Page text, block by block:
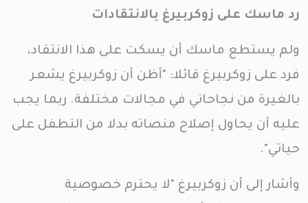
رد ماسك على زوكربيرغ بالانتقادات
ولم يستطع ماسك أن يسكت على هذا الانتقاد،
فرد على زوكربيرغ قائلا: "أظن أن زوكربيرغ يشعر
بالغيرة من نجاحاتي في مجالات مختلفة. ربما يجب
عليه أن يحاول إصلاح منصاته بدلا من التطفل على
حياتي".
وأشار إلى أن زوكربيرغ "لا يحترم خصوصية